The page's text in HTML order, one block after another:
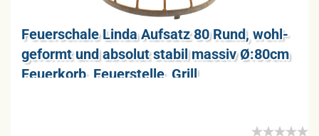
Feu­er­scha­le Linda Auf­satz 80 Rund, wohl­
ge­formt und ab­so­lut sta­bil mas­siv Ø:80cm
Feu­er­korb, Feu­er­stel­le, Grill,